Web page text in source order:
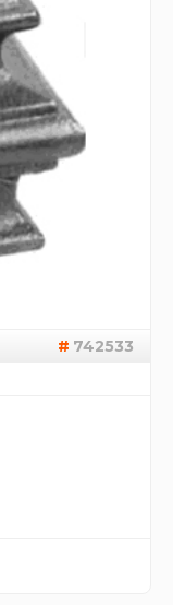
742533